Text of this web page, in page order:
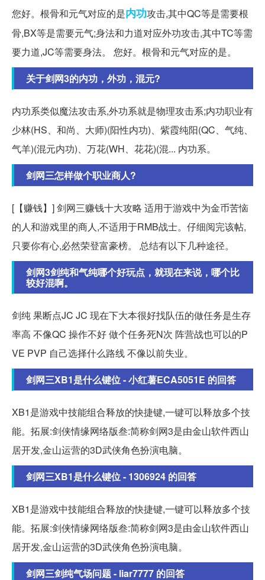
您好。根骨和元气对应的是内功攻击,其中QC等是需要根
骨,BX等是需要元气;身法和力道对应外功攻击,其中TC等需
要力道,JC等需要身法。 您好。根骨和元气对应的是。
关于剑网3的内功，外功，混元?
内功系类似魔法攻击系,外功系就是物理攻击系;内功职业有
少林(HS、和尚、大师)(阳性内功)、紫霞纯阳(QC、气纯、
气羊)(混元内功)、万花(WH、花花)(混... 内功系。
剑网三怎样做个职业商人?
[【赚钱】] 剑网三赚钱十大攻略 适用于游戏中为金币苦恼
的人和游戏里的商人,不适用于RMB战士。仔细阅完该帖,
只要你有心,必然荣登富豪榜。 总结有以下几种途径。
剑网3剑纯和气纯哪个好玩点，就现在来说，哪个比
较好混啊。
剑纯 果断点JC JC 现在下大本很好找队伍的做任务是生存
率高 不像QC 操作不好 做个任务死N次 阵营战也可以的P
VE PVP 自己选择什么路线 不像以前失业。
剑网三XB1是什么键位 - 小红薯ECA5051E 的回答
XB1是游戏中技能组合释放的快捷键,一键可以释放多个技
能。拓展:剑侠情缘网络版叁:简称剑网3是由金山软件西山
居开发,金山运营的3D武侠角色扮演电脑。
剑网三XB1是什么键位 - 1306924 的回答
XB1是游戏中技能组合释放的快捷键,一键可以释放多个技
能。拓展:剑侠情缘网络版叁:简称剑网3是由金山软件西山
居开发,金山运营的3D武侠角色扮演电脑。
剑网三剑纯气场问题 - liar7777 的回答